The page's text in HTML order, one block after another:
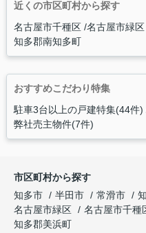
近くの市区町村から探す
名古屋市千種区 名古屋市緑区
知多郡南知多町
おすすめこだわり特集
駐車3台以上の戸建特集(44件)
弊社売主物件(7件)
市区町村から探す
知多市
半田市 常滑市
名古屋市緑区
名古屋市千種
知多郡美浜町